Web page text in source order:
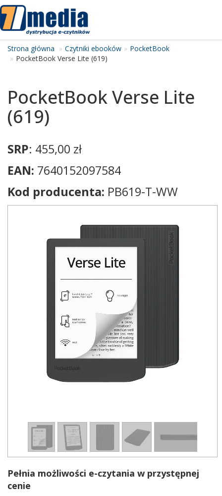
Strona główna Czytniki ebooków
PocketBook
PocketBook Verse Lite (619)
PocketBook Verse Lite
(619)
SRP: 455,00 zł
EAN: 7640152097584
Kod producenta: PB619-T-WW
Pełnia możliwości e-czytania w przystępnej
cenie